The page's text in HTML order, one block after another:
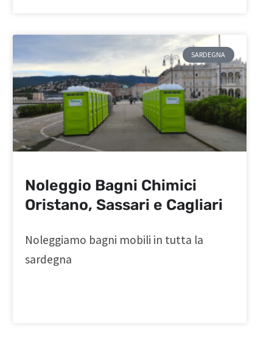
SARDEGNA
Noleggio Bagni Chimici
Oristano, Sassari e Cagliari
Noleggiamo bagni mobili in tutta la
sardegna